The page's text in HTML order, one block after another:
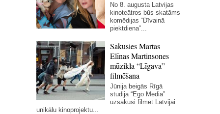
No 8. augusta Latvijas
kinoteātros būs skatāms
komēdijas “Dīvainā
piektdiena”...
Sākusies Martas
Elīnas Martinsones
mūzikla “Līgava”
filmēšana
Jūnija beigās Rīgā
studija “Ego Media”
uzsākusi filmēt Latvijai
unikālu kinoprojektu...